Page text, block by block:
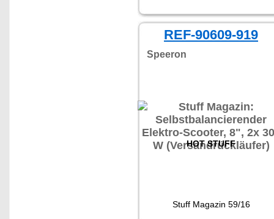
REF-90609-919
Speeron
HOT STUFF
Stuff Magazin 59/16